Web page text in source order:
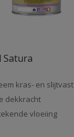
Satura
kras- en slijtvast
dekkracht
vloeiing